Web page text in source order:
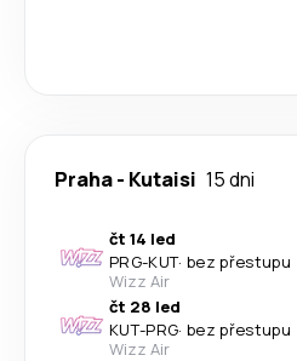
Praha- Kutaisi 15 dni
čt 14 led
PRG-KUT· bez přestupu
Wizz Air
čt 28 led
KUT-PRG· bez přestupu
Wizz Air